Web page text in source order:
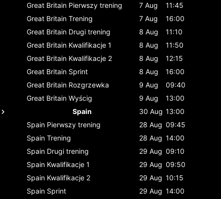
Great Britain Pierwszy trening 7 Aug
11:45
Great Britain Trening 7 Aug
16:00
Great Britain Drugi trening 8 Aug
11:10
Great Britain Kwalifikacje 1 8 Aug
11:50
Great Britain Kwalifikacje 2 8 Aug
12:15
Great Britain Sprint 8 Aug
16:00
Great Britain Rozgrzewka 9 Aug
09:40
Great Britain Wyścig 9 Aug
13:00
Spain
30 Aug 13:00
Spain Pierwszy trening 28 Aug 09:45
Spain Trening 28 Aug 14:00
Spain Drugi trening 29 Aug 09:10
Spain Kwalifikacje 1 29 Aug 09:50
Spain Kwalifikacje 2 29 Aug 10:15
Spain Sprint 29 Aug 14:00